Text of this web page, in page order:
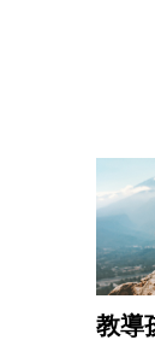
教導